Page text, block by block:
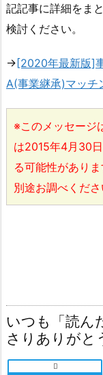
記記事に詳細をま
検討ください。
→ [2020年最新版]
A(事業継承)マッチ
※このメッセージ
は2015年4月30
る可能性があり
別途お調べくださ
いつも「読ん
さりありがと
